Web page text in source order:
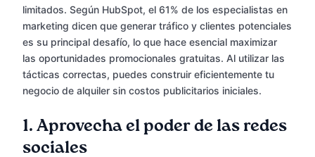
limitados. Según HubSpot, el 61% de los especialistas en
marketing dicen que generar tráfico y clientes potenciales
es su principal desafío, lo que hace esencial maximizar
las oportunidades promocionales gratuitas. Al utilizar las
tácticas correctas, puedes construir eficientemente tu
negocio de alquiler sin costos publicitarios iniciales.
1. Aprovecha el poder de las redes
sociales